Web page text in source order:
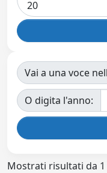
Vai a una voce
O digita l'anno:
Mostrati risultati da 1